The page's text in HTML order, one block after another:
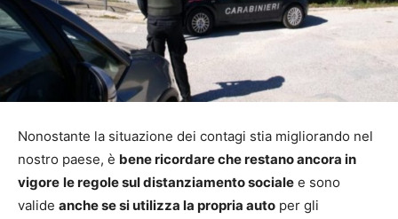
Nonostante la situazione dei contagi stia migliorando nel
nostro paese, è bene ricordare che restano ancora in
vigore le regole sul distanziamento sociale e sono
valide anche se si utilizza la propria auto per gli